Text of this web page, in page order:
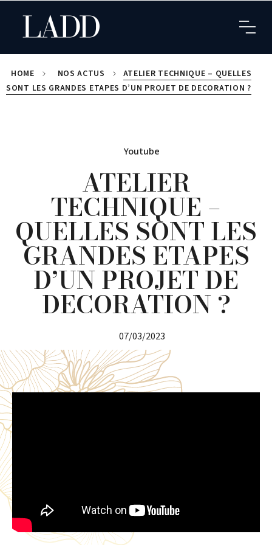
HOME NOS ACTUS
ATELIER TECHNIQUE – QUELLES
SONT LES GRANDES ETAPES D’UN PROJET DE DECORATION ?
Youtube
ATELIER
TECHNIQUE –
QUELLES SONT LES
GRANDES ETAPES
D’UN PROJET DE
DECORATION ?
07/03/2023